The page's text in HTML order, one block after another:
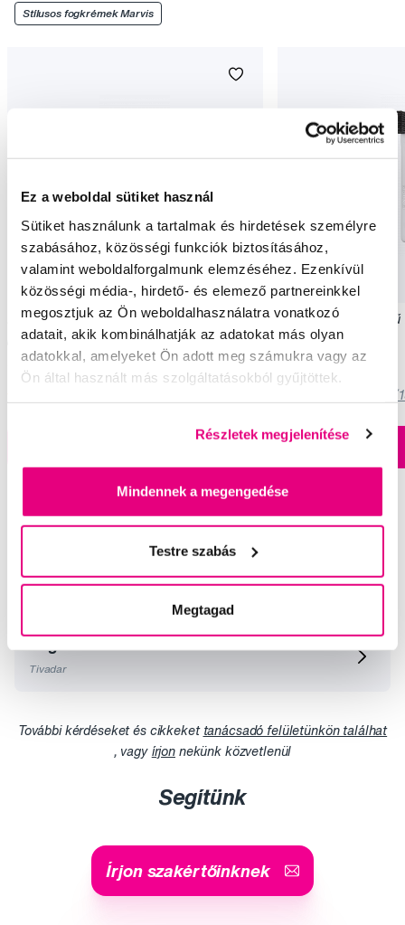
Ez a weboldal sütiket használ
Sütiket használunk a tartalmak és hirdetések személyre
szabásához, közösségi funkciók biztosításához,
valamint weboldalforgalmunk elemzéséhez. Ezenkívül
közösségi média-, hirdető- és elemező partnereinkkel
megosztjuk az Ön weboldalhasználatra vonatkozó
adatait, akik kombinálhatják az adatokat más olyan
adatokkal, amelyeket Ön adott meg számukra vagy az
Ön által használt más szolgáltatásokból gyűjtöttek.
Részletek megjelenítése
Mindennek a megengedése
Testre szabás
Megtagad
Stílusos fogkrémek Marvis
MARVIS Jasmin Mint fluoridos fogkrém,
jázminnal, 85 ml
3 190 Ft
MARVIS puha sörtéjű
1 990 Ft
Válogatott kérdések és cikkek
Tivadar
További kérdéseket és cikkeket tanácsadó felületünkön találhat
, vagy írjon nekünk közvetlenül
Segítünk
Írjon szakértőinknek